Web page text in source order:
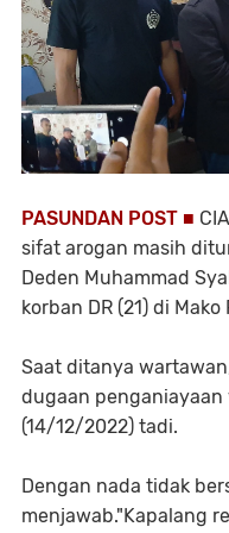
PASUNDAN POST ■
sifat arogan masih
Deden Muhammad
korban DR (21) di Mako
Saat ditanya
dugaan penganiayaan
(14/12/2022) tadi.
Dengan nada tidak
menjawab."Kapalang